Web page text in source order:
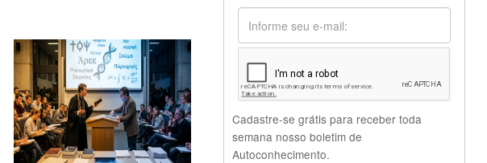
Cadastre-se grátis para receber toda
semana nosso boletim de
Autoconhecimento.